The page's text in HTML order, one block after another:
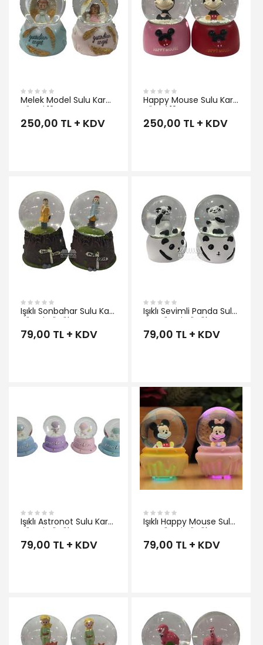
Melek Model Sulu Kar
Küresi 12 cm
250,00 TL + KDV
Happy Mouse Sulu Kar
Küresi 12 cm
250,00 TL + KDV
Işıklı Sonbahar Sulu Kar
Küresi Küçük
79,00 TL + KDV
İNCELE
Işıklı Sevimli Panda Sulu
Kar Küresi Küçük
79,00 TL + KDV
Işıklı Astronot Sulu Kar
Küresi Küçük
79,00 TL + KDV
Işıklı Happy Mouse Sulu
Kar Küresi Küçük
79,00 TL + KDV